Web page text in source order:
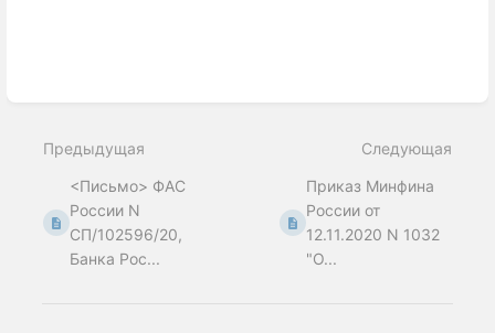
mode
Предыдущая
<Письмо> ФАС
России N
СП/102596/20,
Банка Рос...
Следующая
Приказ Минфина
России от
12.11.2020 N 1032
"О...